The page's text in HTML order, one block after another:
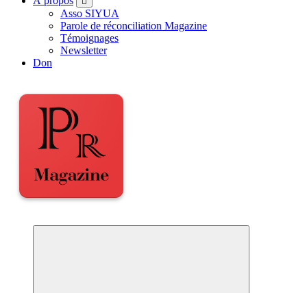
Asso SIYUA
Parole de réconciliation Magazine
Témoignages
Newsletter
Don